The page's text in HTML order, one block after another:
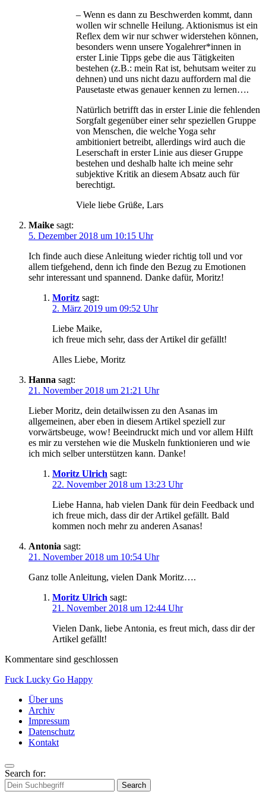
– Wenn es dann zu Beschwerden kommt, dann
wollen wir schnelle Heilung. Aktionismus ist ein
Reflex dem wir nur schwer widerstehen können,
besonders wenn unsere Yogalehrer*innen in
erster Linie Tipps gebe die aus Tätigkeiten
bestehen (z.B.: mein Rat ist, behutsam weiter zu
dehnen) und uns nicht dazu auffordern mal die
Pausetaste etwas genauer kennen zu lernen….
Natürlich betrifft das in erster Linie die fehlenden
Sorgfalt gegenüber einer sehr speziellen Gruppe
von Menschen, die welche Yoga sehr
ambitioniert betreibt, allerdings wird auch die
Leserschaft in erster Linie aus dieser Gruppe
bestehen und deshalb halte ich meine sehr
subjektive Kritik an diesem Absatz auch für
berechtigt.
Viele liebe Grüße, Lars
Maike sagt:
5. Dezember 2018 um 10:15 Uhr
Ich finde auch diese Anleitung wieder richtig toll und vor
allem tiefgehend, denn ich finde den Bezug zu Emotionen
sehr interessant und spannend. Danke dafür, Moritz!
Moritz sagt:
2. März 2019 um 09:52 Uhr
Liebe Maike,
ich freue mich sehr, dass der Artikel dir gefällt!
Alles Liebe, Moritz
Hanna sagt:
21. November 2018 um 21:21 Uhr
Lieber Moritz, dein detailwissen zu den Asanas im
allgemeinen, aber eben in diesem Artikel speziell zur
vorwärtsbeuge, wow! Beeindruckt mich und vor allem Hilft
es mir zu verstehen wie die Muskeln funktionieren und wie
ich mich selber unterstützen kann. Danke!
Moritz Ulrich sagt:
22. November 2018 um 13:23 Uhr
Liebe Hanna, hab vielen Dank für dein Feedback und
ich freue mich, dass dir der Artikel gefällt. Bald
kommen noch mehr zu anderen Asanas!
Antonia sagt:
21. November 2018 um 10:54 Uhr
Ganz tolle Anleitung, vielen Dank Moritz….
Moritz Ulrich sagt:
21. November 2018 um 12:44 Uhr
Vielen Dank, liebe Antonia, es freut mich, dass dir der
Artikel gefällt!
Kommentare sind geschlossen
Fuck Lucky Go Happy
Über uns
Archiv
Impressum
Datenschutz
Kontakt
Search for:
Search